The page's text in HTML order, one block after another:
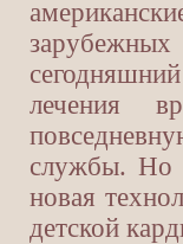
лечения
службы. Но
новая
детской